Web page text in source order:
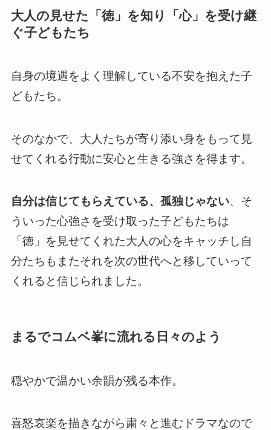
大人の見せた「徳」を知り「心」を受け継
ぐ子どもたち
自身の境遇をよく理解している不安を抱えた子
どもたち。
そのなかで、 大人たちが寄り添い身をもって見
せてくれる行動に安心と生きる強さを得ます。
自分は信じてもらえている、孤独じゃない、そ
ういった心強さを受け取った子どもたちは
「徳」を見せてくれた大人の心をキャッチし自
分たちもまたそれを次の世代へと移していって
くれると信じられました。
まるでコムベ峯に流れる日々のよう
穏やかで温かい余韻が残る本作。
喜怒哀楽を描きながら粛々と進むドラマなので